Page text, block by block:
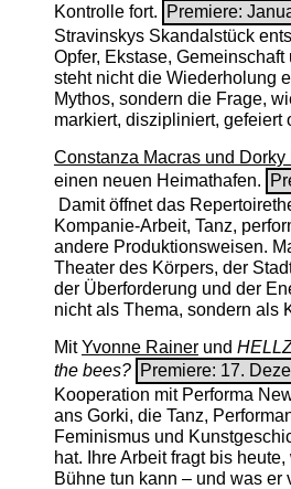
Kontrolle fort.
Premiere:
Stravinskys Skandalstück
Opfer, Ekstase,
steht nicht die Wiederholung
Mythos, sondern die Frage,
markiert, diszipliniert, gefeiert
Constanza Macras und Dorky
einen neuen Heimathafen.
Damit öffnet das
Kompanie-Arbeit, Tanz,
andere Produktionsweisen.
Theater des Körpers, der
der Überforderung und der
nicht als Thema, sondern als
MitYvonne Rainerund
the bees? Premiere: 17.
Kooperation mit Performa
ans Gorki, die Tanz,
Feminismus und
hat. Ihre Arbeit fragt bis
Bühne tun kann – und was er